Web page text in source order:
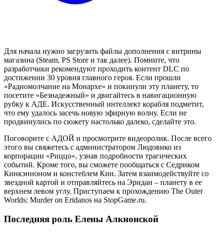
Для начала нужно загрузить файлы дополнения с витрины
магазина (Steam, PS Store и так далее). Помните, что
разработчики рекомендуют проходить контент DLC по
достижении 30 уровня главного героя. Если прошли
«Радиомолчание на Монархе» и покинули эту планету, то
посетите «Безнадежный» и двигайтесь в навигационную
рубку к АДЕ. Искусственный интеллект корабля подметит,
что ему удалось засечь новую эфирную волну. Если не
продвинулись по сюжету настолько далеко, сделайте это.
Поговорите с АДОЙ и просмотрите видеоролик. После всего
этого вы свяжетесь с администратором Людовико из
корпорации «Риццо», узнав подробности трагических
событий. Кроме того, вы сможете пообщаться с Седриком
Кинкэнноном и констеблем Кин. Затем взаимодействуйте со
звездной картой и отправляйтесь на Эридан – планету в ее
верхнем левом углу. Приступаем к прохождению The Outer
Worlds: Murder on Eridanos на StopGame.ru.
Последняя роль Елены Алкионской